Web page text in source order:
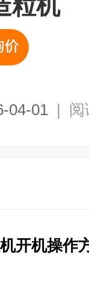
粒机
04-01 | 阅
开机操作